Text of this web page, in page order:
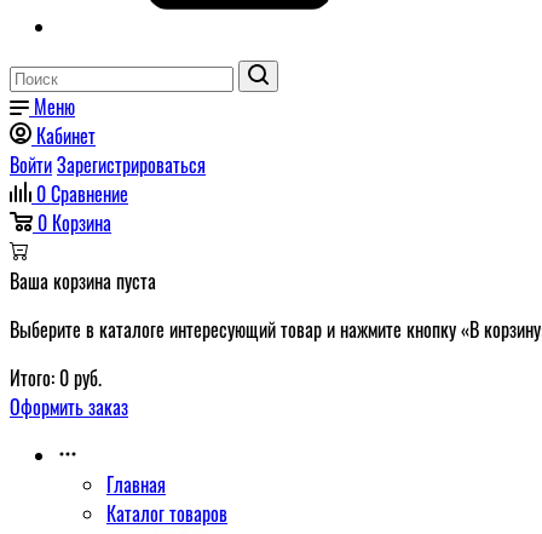
Меню
Кабинет
ВойтиЗарегистрироваться
0Сравнение
0 Корзина
Ваша корзина пуста
Выберите в каталоге интересующий товар и нажмите кнопку «В
Итого: 0руб.
Оформить заказ
Главная
Каталог товаров